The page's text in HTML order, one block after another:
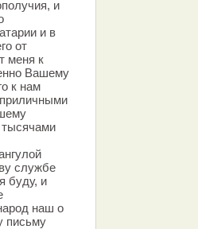
и
и в
от
меня к
Вашему
к нам
тысячами
службе
буду, и
наш о
письму